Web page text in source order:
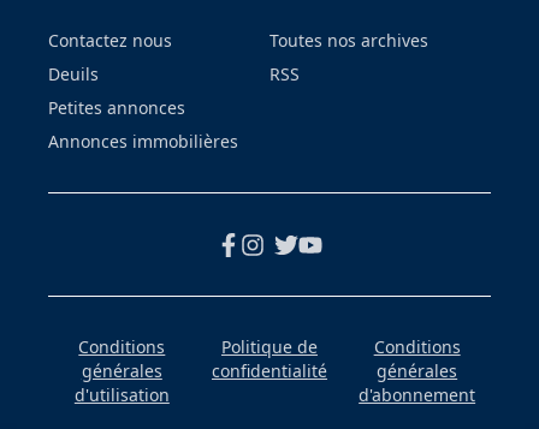
Contactez nous
Deuils
Petites annonces
Annonces immobilières
Toutes nos archives
RSS
Conditions
générales
d'utilisation
Politique de
confidentialité
Conditions
générales
d'abonnement